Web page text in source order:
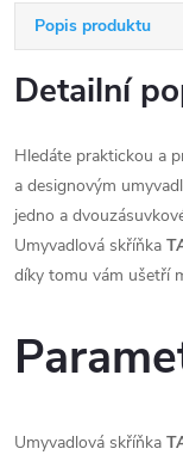
Popis produktu
Detailní
Hledáte praktickou a
a designovým
jedno a
Umyvadlová skříňka
díky tomu vám ušetří
Umyvadlová skříňka